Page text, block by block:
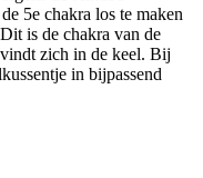
5e chakra los te maken
is de chakra van de
zich in de keel. Bij
in bijpassend